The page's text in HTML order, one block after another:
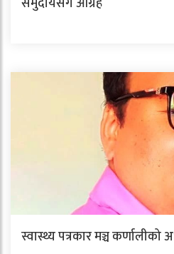
स्वास्थ्य पत्रकार मञ्च कर्णालीको